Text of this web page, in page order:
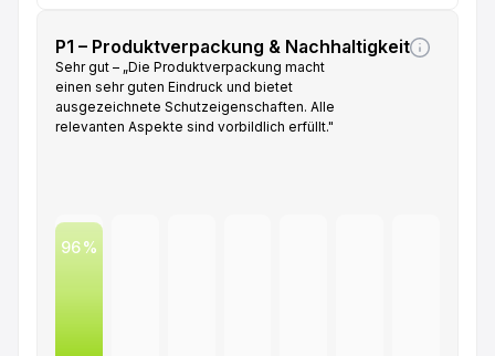
P1 – Produktverpackung & Nachhaltigkeit
Sehr gut – „Die Produktverpackung macht
einen sehr guten Eindruck und bietet
ausgezeichnete Schutzeigenschaften. Alle
relevanten Aspekte sind vorbildlich erfüllt."
96